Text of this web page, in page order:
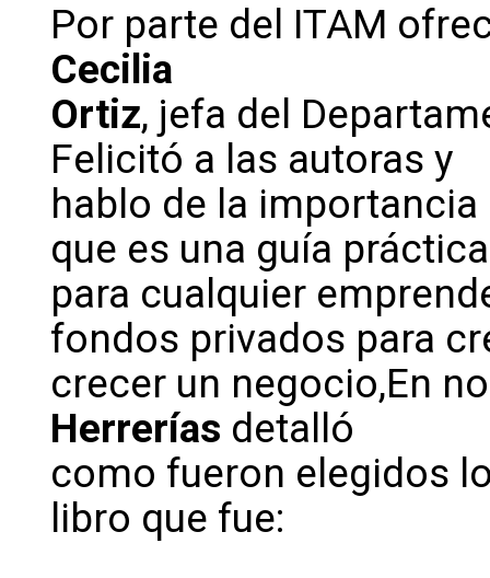
Por parte del ITAM
Cecilia
Ortiz, jefa del
Felicitó a las autoras y
hablo de la
que es una guía práctica
para cualquier
fondos privados para
crecer un negocio,En
Herrerías detalló
como fueron elegidos
libro que fue: